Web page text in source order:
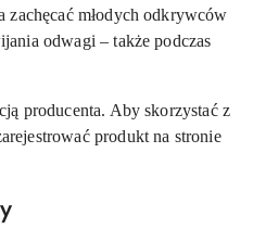
młodych odkrywców
odwagi – także podczas
producenta. Aby skorzystać z
produkt na stronie